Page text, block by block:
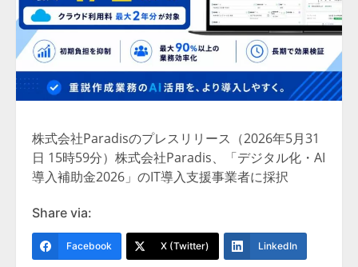
株式会社Paradisのプレスリリース（2026年5月31
日 15時59分）株式会社Paradis、「デジタル化・AI
導入補助金2026」のIT導入支援事業者に採択
Share via:
Facebook X (Twitter) LinkedIn